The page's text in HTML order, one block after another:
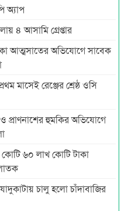
অ্যাপ
৪ আসামি গ্রেপ্তার
আত্মসাতের অভিযোগে সাবেক
মাসেই রেঞ্জের শ্রেষ্ঠ ওসি
প্রাণনাশের হুমকির অভিযোগে
৬০ লাখ কোটি টাকা
চালু হলো চাঁদাবাজির